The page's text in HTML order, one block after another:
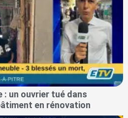
: un ouvrier tué dans
en rénovation